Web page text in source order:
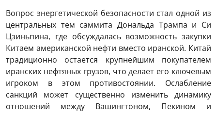
Вопрос энергетической безопасности стал одной из
центральных тем саммита Дональда Трампа и Си
Цзиньпина, где обсуждалась возможность закупки
Китаем американской нефти вместо иранской. Китай
традиционно остается крупнейшим покупателем
иранских нефтяных грузов, что делает его ключевым
игроком в этом противостоянии. Ослабление
санкций может существенно изменить динамику
отношений между Вашингтоном, Пекином и